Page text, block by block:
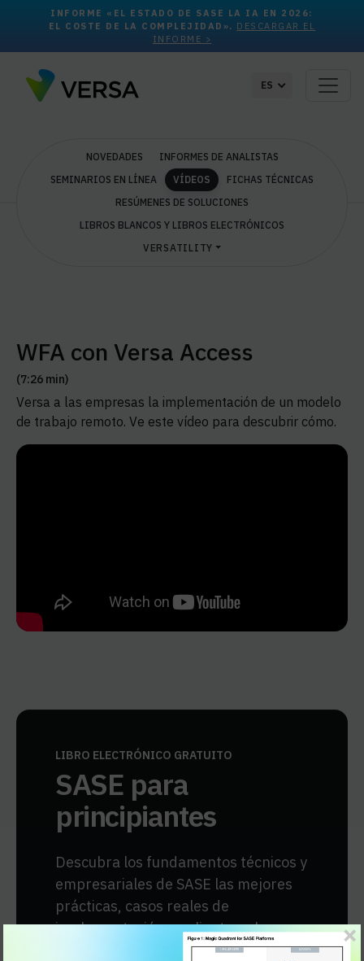
INFORME «EL ESTADO DE SASE LA IA EN 2026:
EL COSTE DE LA COMPLEJIDAD». DESCARGAR EL
INFORME >
ES
NOVEDADES
INFORMES DE ANALISTAS
SEMINARIOS EN LÍNEA
VÍDEOS
FICHAS TÉCNICAS
RESÚMENES DE SOLUCIONES
LIBROS BLANCOS Y LIBROS ELECTRÓNICOS
VERSATILITY
WFA con Versa Access
(7:26 min)
Versa a las empresas la implementación de un modelo
de trabajo remoto. Ve este vídeo para descubrir cómo.
LIBRO ELECTRÓNICO GRATUITO
SASE para
principiantes
Descubra los fundamentos técnicos y
empresariales de SASE las mejores
prácticas, casos reales de
implementación en clientes y las
ventajas que ofrece una organización